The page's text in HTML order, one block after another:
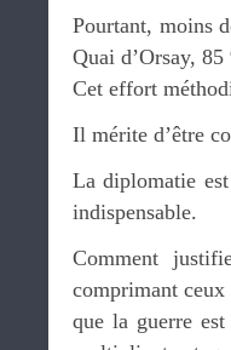
Pourtant, moins
Quai d’Orsay,
Cet effort
Il mérite d’être
La diplomatie
indispensable.
Comment
comprimant ceux
que la guerre